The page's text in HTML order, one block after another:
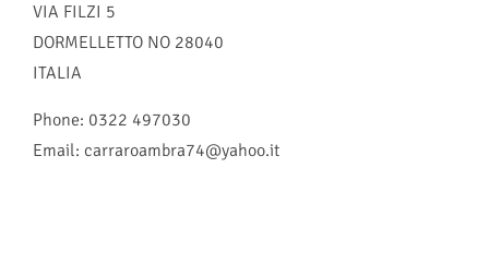
VIA FILZI 5
DORMELLETTO NO 28040
ITALIA
Phone: 0322 497030
Email: carraroambra74@yahoo.it